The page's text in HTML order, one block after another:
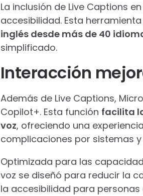
La inclusión de Live Captions
accesibilidad. Esta
inglés desde más de 40
simplificado.
Interacción
Además de Live Captions,
Copilot+. Esta función facilita
voz, ofreciendo una
complicaciones por sistemas
Optimizada para las
voz se diseñó para reducir la
la accesibilidad para